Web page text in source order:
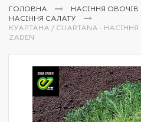
ГОЛОВНА НАСІННЯ ОВОЧІВ
НАСІННЯ САЛАТУ
КУАРТАНА / CUARTANA -
ZADEN
Перейти
галереї
зображень